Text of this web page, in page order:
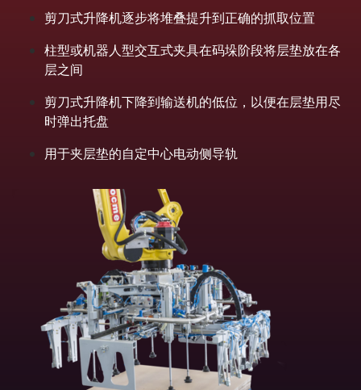
剪刀式升降机逐步将堆叠提升到正确的抓取位置
柱型或机器人型交互式夹具在码垛阶段将层垫放在各
层之间
剪刀式升降机下降到输送机的低位，以便在层垫用尽
时弹出托盘
用于夹层垫的自定中心电动侧导轨